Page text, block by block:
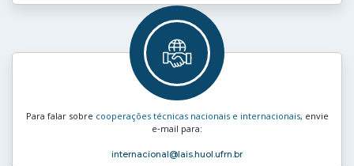
Para falar sobre cooperações técnicas nacionais e internacionais, envie
e‑mail para:
internacional@lais.huol.ufrn.br